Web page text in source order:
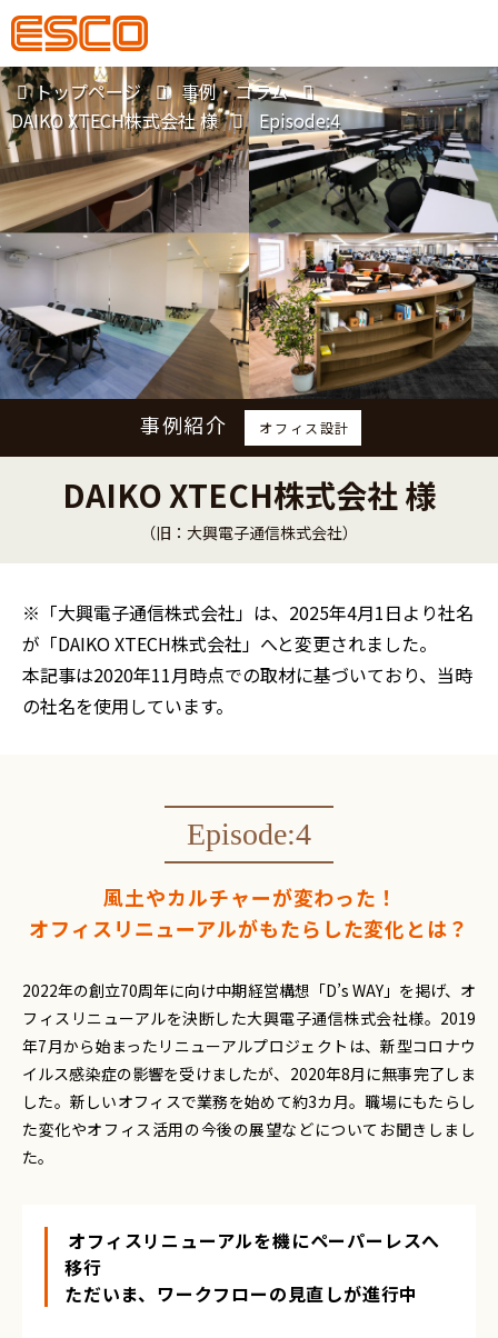
トップページ
事例・コラム
DAIKO XTECH株式会社 様
Episode:4
事例紹介 オフィス設計
DAIKO XTECH株式会社 様
（旧：大興電子通信株式会社）
※「大興電子通信株式会社」は、2025年4月1日より社名
が「DAIKO XTECH株式会社」へと変更されました。
本記事は2020年11月時点での取材に基づいており、当時
の社名を使用しています。
Episode:4
風土やカルチャーが変わった！
オフィスリニューアルがもたらした変化とは？
2022年の創立70周年に向け中期経営構想「D’s WAY」を掲げ、オ
フィスリニューアルを決断した大興電子通信株式会社様。2019
年7月から始まったリニューアルプロジェクトは、新型コロナウ
イルス感染症の影響を受けましたが、2020年8月に無事完了しま
した。新しいオフィスで業務を始めて約3カ月。職場にもたらし
た変化やオフィス活用の今後の展望などについてお聞きしまし
た。
オフィスリニューアルを機にペーパーレスへ
移行
ただいま、ワークフローの見直しが進行中